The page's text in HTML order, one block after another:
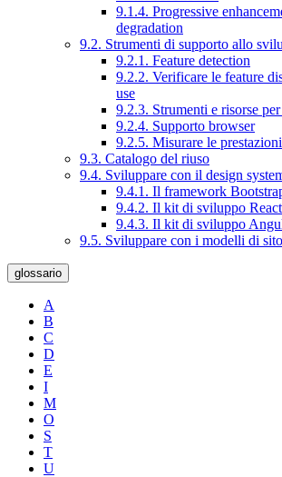
9.1.4. Progressive
degradation
9.2. Strumenti di supporto allo
9.2.1. Feature detection
9.2.2. Verificare le feature
use
9.2.3. Strumenti e risorse
9.2.4. Supporto browser
9.2.5. Misurare le prestazioni
9.3. Catalogo del riuso
9.4. Sviluppare con il design
9.4.1. Il framework
9.4.2. Il kit di sviluppo React
9.4.3. Il kit di sviluppo
9.5. Sviluppare con i modelli di
glossario
A
B
C
D
E
I
M
O
S
T
U